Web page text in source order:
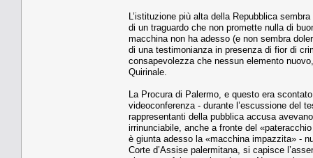
L’istituzione più alta della Repubblica
di un traguardo che non promette nulla di
macchina non ha adesso (e non sembra
di una testimonianza in presenza di fior di
consapevolezza che nessun elemento
Quirinale.
La Procura di Palermo, e questo era
videoconferenza - durante l’escussione del
rappresentanti della pubblica accusa
irrinunciabile, anche a fronte del
è giunta adesso la «macchina impazzita» -
Corte d’Assise palermitana, si capisce